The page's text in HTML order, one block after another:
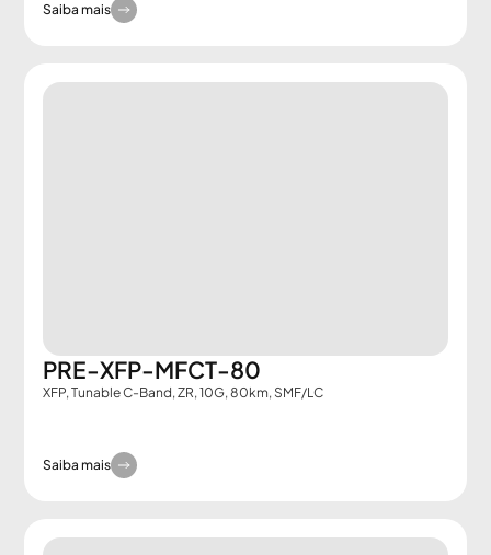
Saiba mais
PRE-XFP-MFCT-80
XFP, Tunable C-Band, ZR, 10G, 80km, SMF/LC
Saiba mais